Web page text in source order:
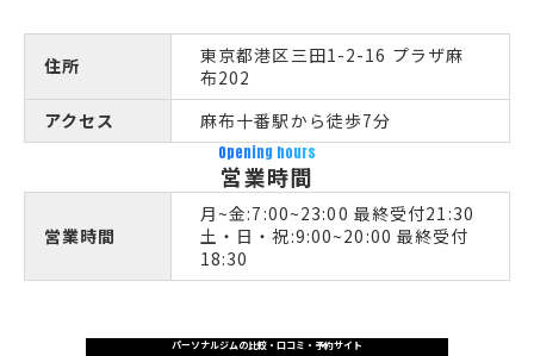
住所
東京都港区三田1-2-16 プラザ麻
布202
アクセス
麻布十番駅から徒歩7分
Opening hours
営業時間
営業時間
月~金:7:00~23:00 最終受付21:30
土・日・祝:9:00~20:00 最終受付
18:30
パーソナルジムの比較・口コミ・予約サイト